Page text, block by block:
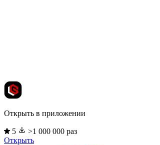
Открыть в приложении
5
>1 000 000 раз
Открыть